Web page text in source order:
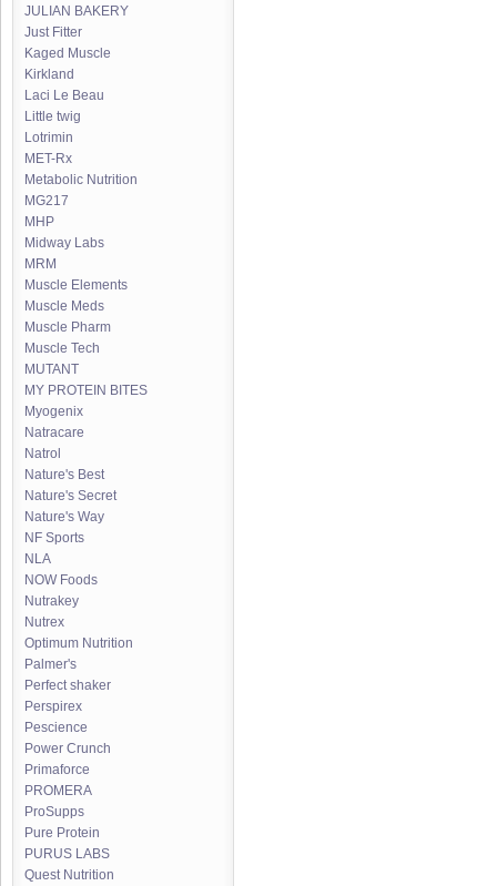
JULIAN BAKERY
Just Fitter
Kaged Muscle
Kirkland
Laci Le Beau
Little twig
Lotrimin
MET-Rx
Metabolic Nutrition
MG217
MHP
Midway Labs
MRM
Muscle Elements
Muscle Meds
Muscle Pharm
Muscle Tech
MUTANT
MY PROTEIN BITES
Myogenix
Natracare
Natrol
Nature's Best
Nature's Secret
Nature's Way
NF Sports
NLA
NOW Foods
Nutrakey
Nutrex
Optimum Nutrition
Palmer's
Perfect shaker
Perspirex
Pescience
Power Crunch
Primaforce
PROMERA
ProSupps
Pure Protein
PURUS LABS
Quest Nutrition